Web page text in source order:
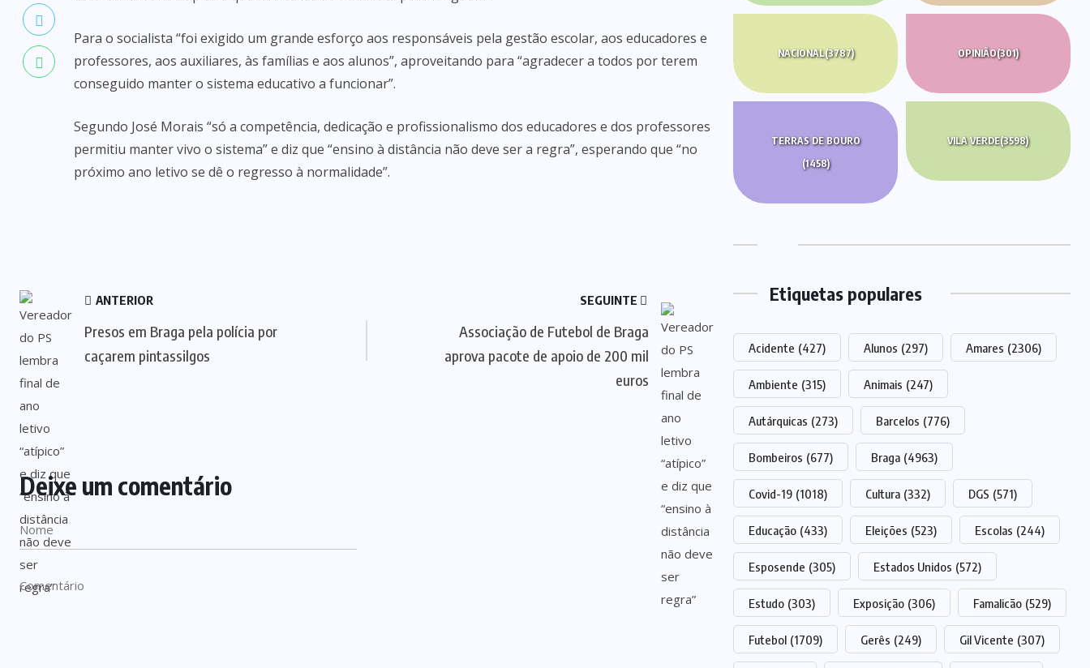
Para o socialista “foi exigido um grande esforço aos responsáveis pela gestão escolar, aos educadores e
professores, aos auxiliares, às famílias e aos alunos”, aproveitando para “agradecer a todos por terem
conseguido manter o sistema educativo a funcionar”.
Segundo José Morais “só a competência, dedicação e profissionalismo dos educadores e dos professores
permitiu manter vivo o sistema” e diz que “ensino à distância não deve ser a regra”, esperando que “no
próximo ano letivo se dê o regresso à normalidade”.
ANTERIOR
Presos em Braga pela polícia por
caçarem pintassilgos
SEGUINTE
Associação de Futebol de Braga
aprova pacote de apoio de 200 mil
euros
Deixe um comentário
NACIONAL(3787) OPINIÃO(301)
TERRAS DE BOURO
(1458)
VILA VERDE(3598)
Etiquetas populares
Acidente (427) Alunos (297) Amares (2306)
Ambiente (315) Animais (247)
Autárquicas (273) Barcelos (776)
Bombeiros (677) Braga (4963)
Covid-19 (1018) Cultura (332) DGS (571)
Educação (433) Eleições (523) Escolas (244)
Esposende (305) Estados Unidos (572)
Estudo (303) Exposição (306) Famalicão (529)
Futebol (1709) Gerês (249) Gil Vicente (307)